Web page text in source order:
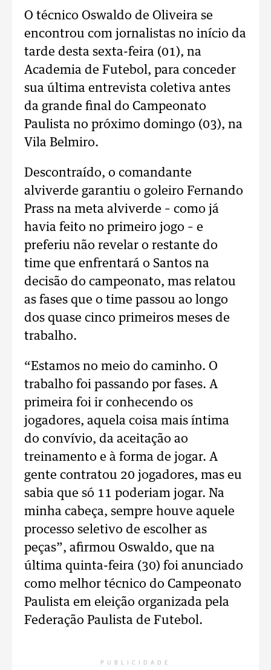
O técnico Oswaldo de Oliveira se
encontrou com jornalistas no início da
tarde desta sexta-feira (01), na
Academia de Futebol, para conceder
sua última entrevista coletiva antes
da grande final do Campeonato
Paulista no próximo domingo (03), na
Vila Belmiro.
Descontraído, o comandante
alviverde garantiu o goleiro Fernando
Prass na meta alviverde – como já
havia feito no primeiro jogo – e
preferiu não revelar o restante do
time que enfrentará o Santos na
decisão do campeonato, mas relatou
as fases que o time passou ao longo
dos quase cinco primeiros meses de
trabalho.
“Estamos no meio do caminho. O
trabalho foi passando por fases. A
primeira foi ir conhecendo os
jogadores, aquela coisa mais íntima
do convívio, da aceitação ao
treinamento e à forma de jogar. A
gente contratou 20 jogadores, mas eu
sabia que só 11 poderiam jogar. Na
minha cabeça, sempre houve aquele
processo seletivo de escolher as
peças”, afirmou Oswaldo, que na
última quinta-feira (30) foi anunciado
como melhor técnico do Campeonato
Paulista em eleição organizada pela
Federação Paulista de Futebol.
PUBLICIDADE